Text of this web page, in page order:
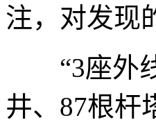
注，对发现
“3座外线
井、87根杆